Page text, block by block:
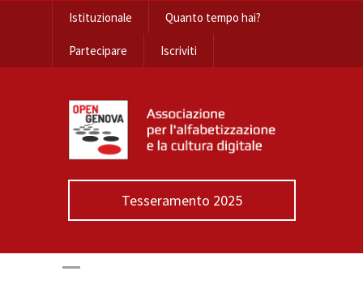
Istituzionale Quanto tempo hai?
Partecipare Iscriviti
Tesseramento 2025
Pubblicato il Report
di valutazione
dell’Open Gov
Partnership: Open